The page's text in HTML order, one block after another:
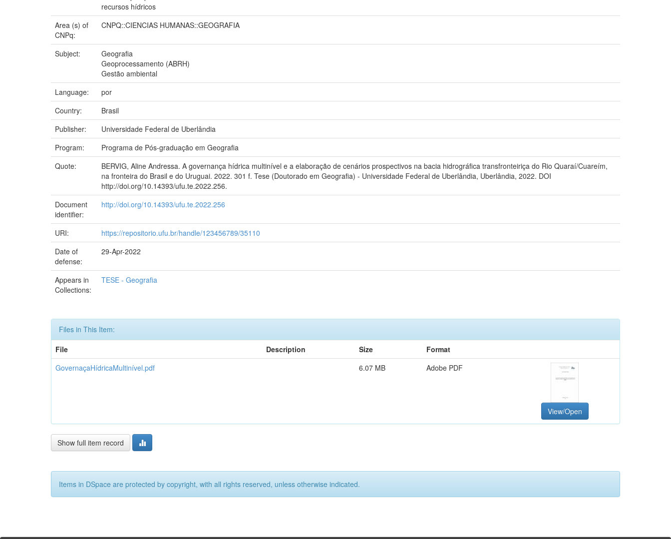
recursos hídricos
Area (s) of
CNPq:
CNPQ::CIENCIAS HUMANAS::GEOGRAFIA
Subject:
Geografia
Geoprocessamento (ABRH)
Gestão ambiental
Language:
por
Country:
Brasil
Publisher:
Universidade Federal de Uberlândia
Program:
Programa de Pós-graduação em Geografia
Quote:
BERVIG, Aline Andressa. A governança hídrica multinível e a elaboração de cenários prospectivos na bacia hidrográfica transfronteiriça do Rio Quaraí/Cuareím,
na fronteira do Brasil e do Uruguai. 2022. 301 f. Tese (Doutorado em Geografia) - Universidade Federal de Uberlândia, Uberlândia, 2022. DOI
http://doi.org/10.14393/ufu.te.2022.256.
Document
identifier:
http://doi.org/10.14393/ufu.te.2022.256
URI:
https://repositorio.ufu.br/handle/123456789/35110
Date of
defense:
29-Apr-2022
Appears in
Collections:
TESE - Geografia
Files in This Item:
File
Description Size
Format
GovernaçaHídricaMultinível.pdf
6.07 MB Adobe PDF
View/Open
Show full item record
Items in DSpace are protected by copyright, with all rights reserved, unless otherwise indicated.